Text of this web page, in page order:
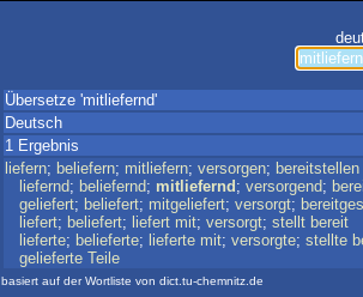
Übersetze 'mitliefernd'
Deutsch
1 Ergebnis
liefern; beliefern; mitliefern; versorgen; bereitstellen
liefernd; beliefernd; mitliefernd ; versorgend;
geliefert; beliefert; mitgeliefert; versorgt;
liefert; beliefert; liefert mit; versorgt; stellt bereit
lieferte; belieferte; lieferte mit; versorgte; stellte
gelieferte Teile
basiert auf der Wortliste von dict.tu-chemnitz.de